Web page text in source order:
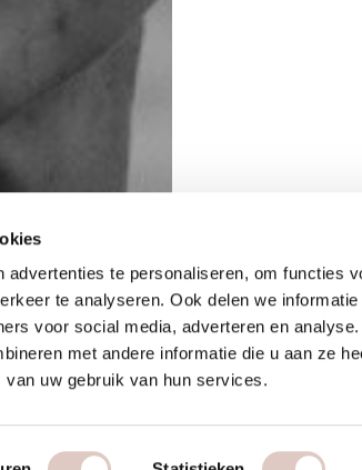
advertenties te personaliseren, om functies
te analyseren. Ook delen we
voor social media, adverteren en
met andere informatie die u aan ze
uw gebruik van hun services.